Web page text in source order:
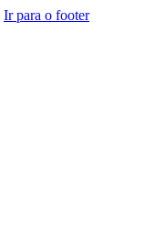
Ir para o footer